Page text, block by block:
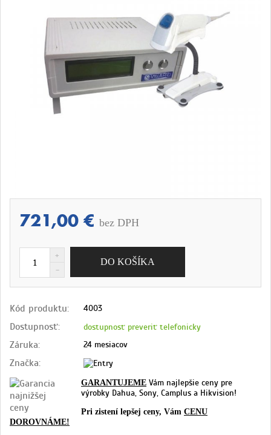
721,00 € bez DPH
Kód produktu: 4003
Dostupnosť: dostupnosť preveriť telefonicky
Záruka: 24 mesiacov
Značka:
GARANTUJEME Vám najlepšie ceny pre
výrobky Dahua, Sony, Camplus a Hikvision!
Pri zistení lepšej ceny, Vám CENU
DOROVNÁME!